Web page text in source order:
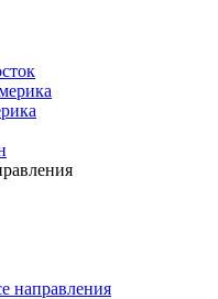
направления